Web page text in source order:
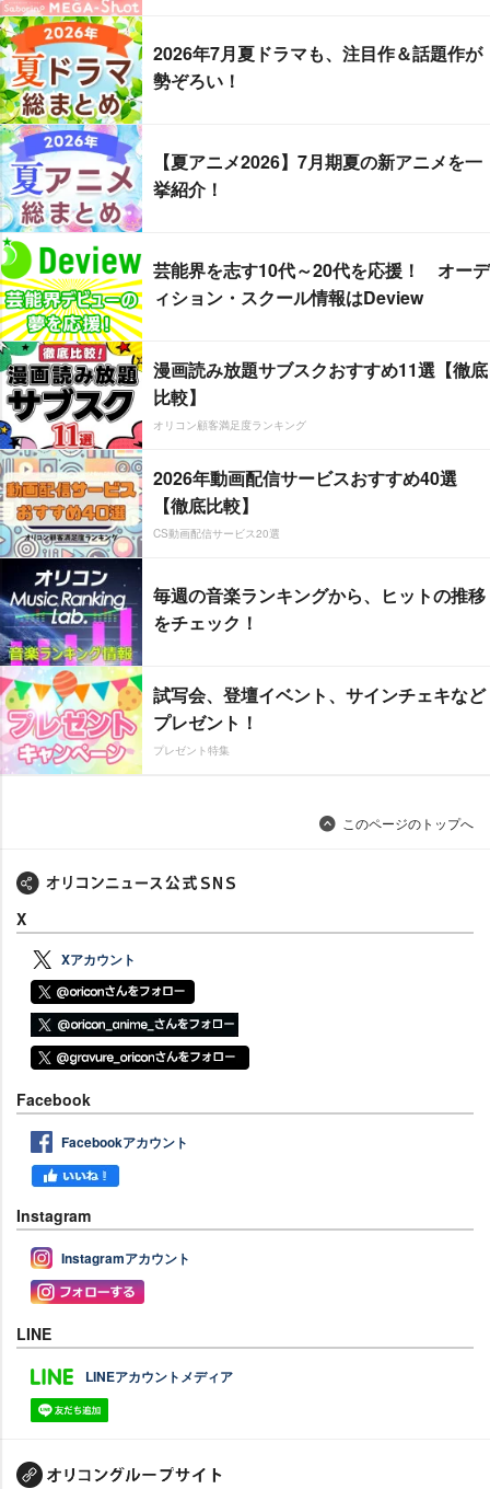
2026年7月夏ドラマも、注目作＆話題作が
勢ぞろい！
【夏アニメ2026】7月期夏の新アニメを一
挙紹介！
芸能界を志す10代～20代を応援！ オーデ
ィション・スクール情報はDeview
漫画読み放題サブスクおすすめ11選【徹底
比較】
オリコン顧客満足度ランキング
2026年動画配信サービスおすすめ40選
【徹底比較】
CS動画配信サービス20選
毎週の音楽ランキングから、ヒットの推移
をチェック！
試写会、登壇イベント、サインチェキなど
プレゼント！
プレゼント特集
このページのトップへ
X
Xアカウント
Facebook
Facebookアカウント
Instagram
Instagramアカウント
LINE
LINEアカウントメディア